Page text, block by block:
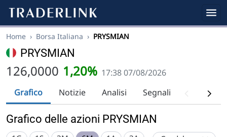
Home › Borsa Italiana › PRYSMIAN
PRYSMIAN
126,0000 1,20% 17:38 07/08/2026
Grafico
Notizie Analisi Segnali Analisi
Grafico delle azioni PRYSMIAN